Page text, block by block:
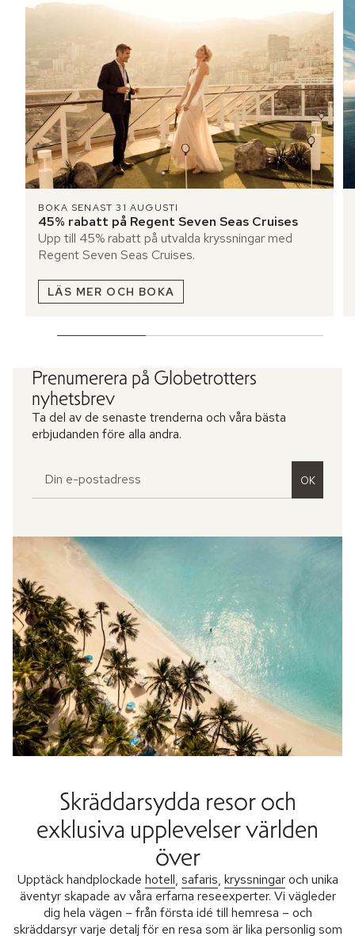
BOKA SENAST 31 AUGUSTI
45% rabatt på Regent Seven Seas Cruises
Upp till 45% rabatt på utvalda kryssningar med
Regent Seven Seas Cruises.
LÄS MER OCH BOKA
Prenumerera på Globetrotters
nyhetsbrev
Ta del av de senaste trenderna och våra bästa
erbjudanden före alla andra.
OK
Skräddarsydda resor och
exklusiva upplevelser världen
över
Upptäck handplockade hotell, safaris, kryssningaroch unika
äventyr skapade av våra erfarna reseexperter. Vi vägleder
dig hela vägen – från första idé till hemresa – och
skräddarsyr varje detalj för en resa som är lika personlig som